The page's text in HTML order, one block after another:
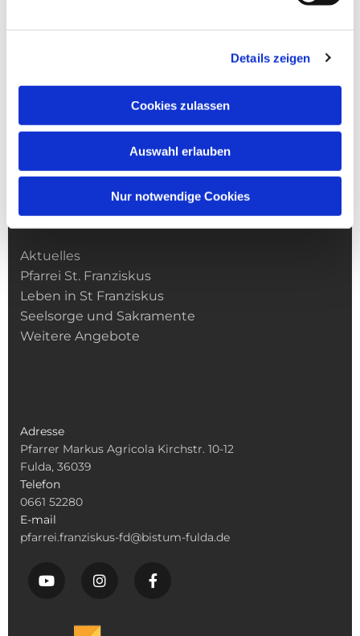
Details zeigen
Cookies zulassen
Auswahl erlauben
Nur notwendige Cookies
Kirchengemeinde­­ St. Franziskus
Aktuelles
Pfarrei St. Franziskus
Leben in St Franziskus
Seelsorge und Sakramente
Weitere Angebote
Adresse
Pfarrer Markus Agricola Kirchstr. 10-12
Fulda, 36039
Telefon
0661 52280
E-mail
pfarrei.franziskus-fd@bistum-fulda.de